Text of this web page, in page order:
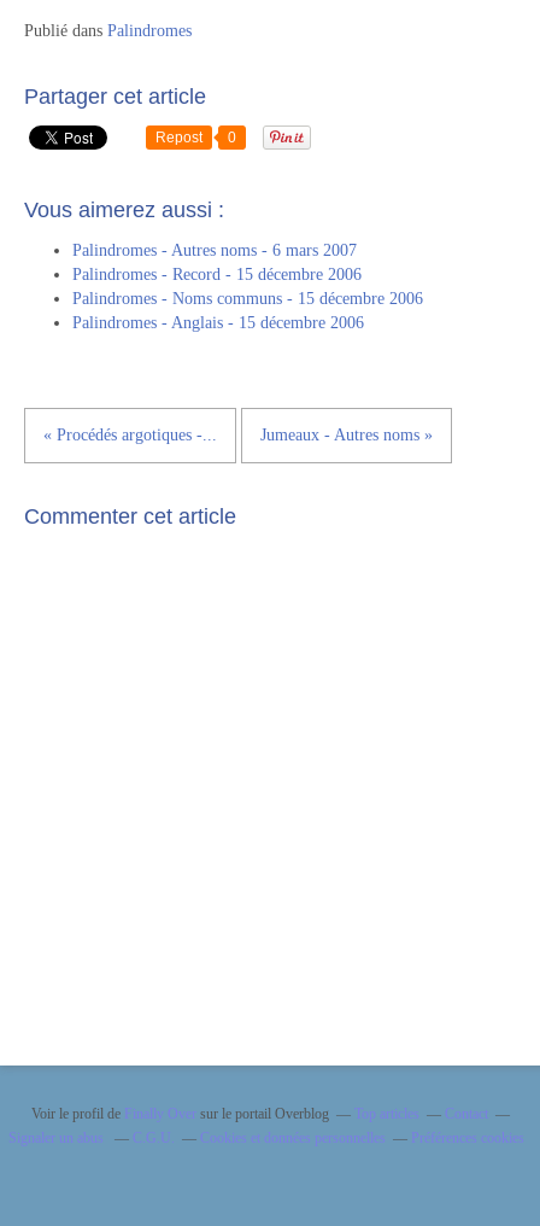
Publié dans Palindromes
Partager cet article
Repost 0
Vous aimerez aussi :
Palindromes - Autres noms - 6 mars 2007
Palindromes - Record - 15 décembre 2006
Palindromes - Noms communs - 15 décembre 2006
Palindromes - Anglais - 15 décembre 2006
« Procédés argotiques -... Jumeaux - Autres noms »
Commenter cet article
Voir le profil de Finally Oversur le portail Overblog Top articles
Contact
Signaler un abus
C.G.U. Cookies et données personnelles Préférences cookies